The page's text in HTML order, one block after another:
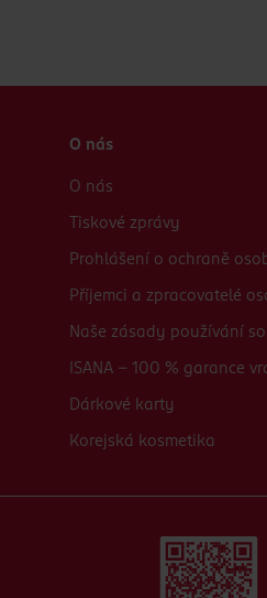
O nás
O nás
Tiskové zprávy
Prohlášení o ochraně
Příjemci a zpracovatelé
Naše zásady používání
ISANA - 100 % garance
Dárkové karty
Korejská kosmetika